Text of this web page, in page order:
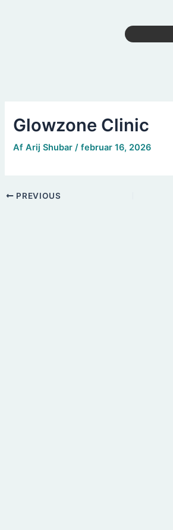
Glowzone Clinic
AfArij Shubar/februar 16, 2026
PREVIOUS